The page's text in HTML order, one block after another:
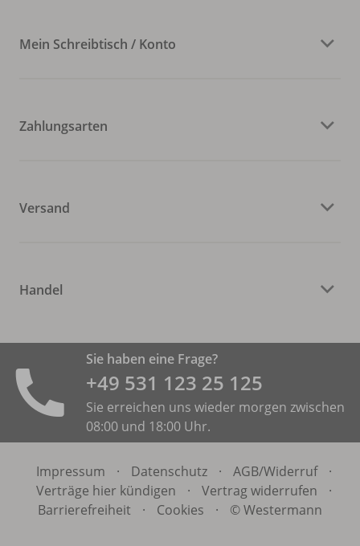
Mein Schreibtisch / Konto
Zahlungsarten
Versand
Handel
Sie haben eine Frage?
+49 531 ­123 25 125
Sie erreichen uns wieder morgen zwischen
08:00 und 18:00 Uhr.
Impressum · Datenschutz · AGB/Widerruf
·
Verträge hier kündigen
· Vertrag widerrufen
·
Barrierefreiheit
· Cookies · © Westermann